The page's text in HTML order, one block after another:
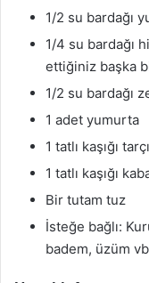
1/2 su bardağı
1/4 su bardağı
ettiğiniz başka
1/2 su bardağı
1 adet yumurta
1 tatlı kaşığı
1 tatlı kaşığı
Bir tutam tuz
İsteğe bağlı:
badem, üzüm